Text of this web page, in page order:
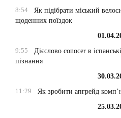
8:54
Як підібрати міський
щоденних поїздок
9:55
Дієслово conocer в
пізнання
11:29
Як зробити апгрейд